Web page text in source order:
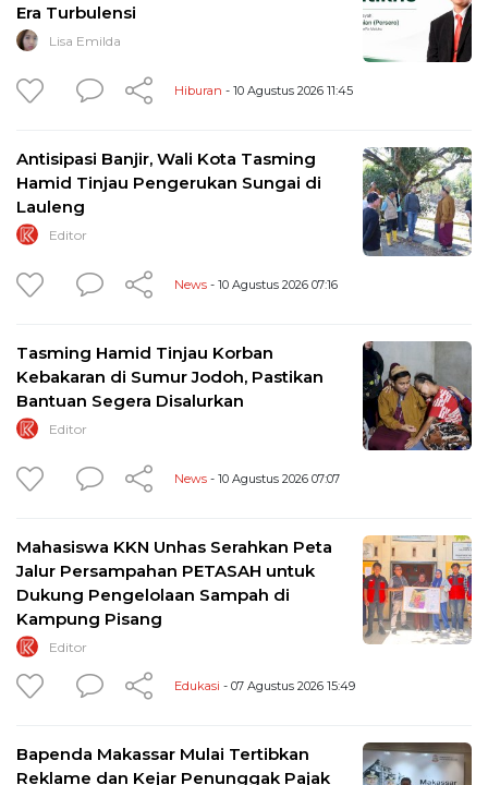
Era Turbulensi
Lisa Emilda
Hiburan - 10 Agustus 2026 11:45
Antisipasi Banjir, Wali Kota Tasming
Hamid Tinjau Pengerukan Sungai di
Lauleng
Editor
News - 10 Agustus 2026 07:16
Tasming Hamid Tinjau Korban
Kebakaran di Sumur Jodoh, Pastikan
Bantuan Segera Disalurkan
Editor
News - 10 Agustus 2026 07:07
Mahasiswa KKN Unhas Serahkan Peta
Jalur Persampahan PETASAH untuk
Dukung Pengelolaan Sampah di
Kampung Pisang
Editor
Edukasi - 07 Agustus 2026 15:49
Bapenda Makassar Mulai Tertibkan
Reklame dan Kejar Penunggak Pajak